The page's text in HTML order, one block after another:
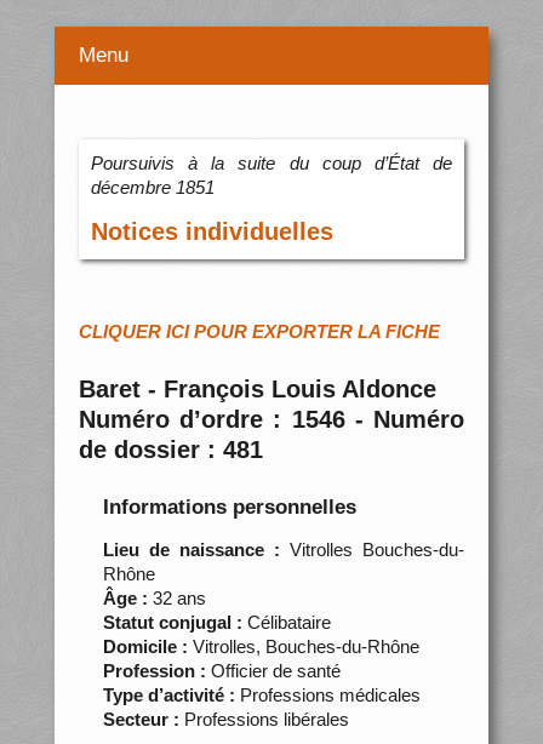
Menu
Poursuivis à la suite du coup d’État de
décembre 1851
Notices individuelles
CLIQUER ICI POUR EXPORTER LA FICHE
Baret - François Louis Aldonce
Numéro d’ordre : 1546 - Numéro
de dossier : 481
Informations personnelles
Lieu de naissance : Vitrolles Bouches-du-
Rhône
Âge : 32 ans
Statut conjugal : Célibataire
Domicile : Vitrolles, Bouches-du-Rhône
Profession : Officier de santé
Type d’activité : Professions médicales
Secteur : Professions libérales